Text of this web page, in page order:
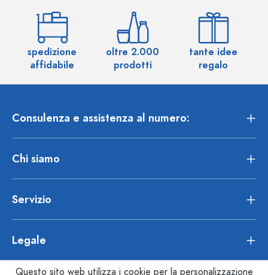
spedizione
affidabile
oltre 2.000
prodotti
tante idee
regalo
Consulenza e assistenza al numero:
Chi siamo
Servizio
Legale
Questo sito web utilizza i cookie per la personalizzazione